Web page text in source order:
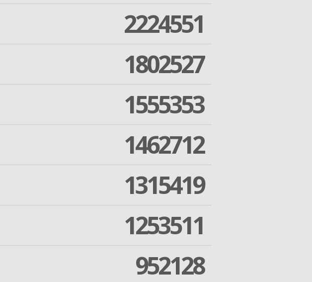
2224551
1802527
1555353
1462712
1315419
1253511
952128